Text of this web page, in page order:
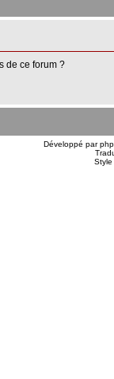
de ce forum ?
Développé par
Style